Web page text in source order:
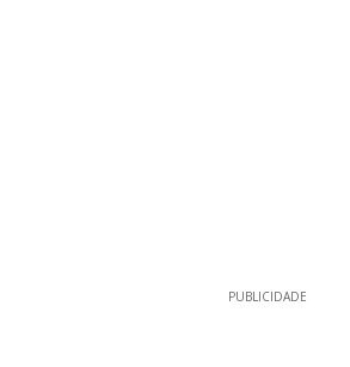
PUBLICIDADE